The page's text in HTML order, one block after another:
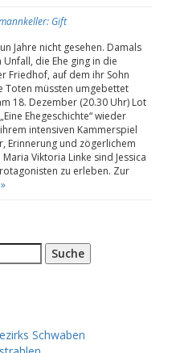
Gift
Jahre nicht gesehen. Damals
die Ehe ging in die
Friedhof, auf dem ihr Sohn
Toten müssten umgebettet
18. Dezember (20.30 Uhr) Lot
Ehegeschichte“ wieder
intensiven Kammerspiel
Erinnerung und zögerlichem
Viktoria Linke sind Jessica
zu erleben. Zur
Schwaben